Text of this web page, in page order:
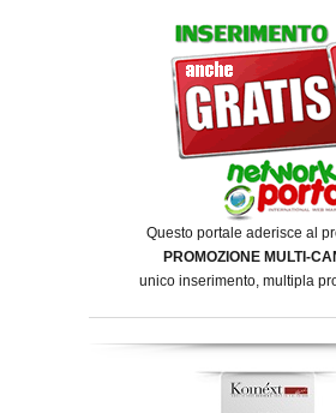
Questo portale aderisce al
PROMOZIONE MULTI-
unico inserimento, multipla